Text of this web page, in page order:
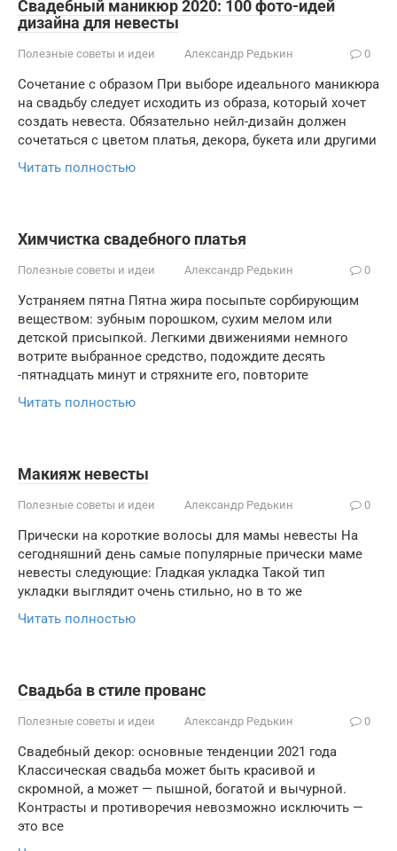
Свадебный маникюр 2020: 100 фото-идей
дизайна для невесты
Полезные советы и идеи Александр Редькин 0
Сочетание с образом При выборе идеального маникюра
на свадьбу следует исходить из образа, который хочет
создать невеста. Обязательно нейл-дизайн должен
сочетаться с цветом платья, декора, букета или другими
Читать полностью
Химчистка свадебного платья
Полезные советы и идеи Александр Редькин 0
Устраняем пятна Пятна жира посыпьте сорбирующим
веществом: зубным порошком, сухим мелом или
детской присыпкой. Легкими движениями немного
вотрите выбранное средство, подождите десять
-пятнадцать минут и стряхните его, повторите
Читать полностью
Макияж невесты
Полезные советы и идеи Александр Редькин 0
Прически на короткие волосы для мамы невесты На
сегодняшний день самые популярные прически маме
невесты следующие: Гладкая укладка Такой тип
укладки выглядит очень стильно, но в то же
Читать полностью
Свадьба в стиле прованс
Полезные советы и идеи Александр Редькин 0
Свадебный декор: основные тенденции 2021 года
Классическая свадьба может быть красивой и
скромной, а может — пышной, богатой и вычурной.
Контрасты и противоречия невозможно исключить —
это все